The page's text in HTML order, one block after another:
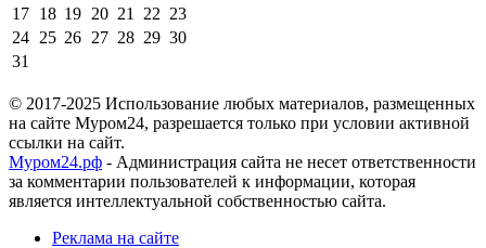
17 18 19 20 21 22 23
24 25 26 27 28 29 30
31
© 2017-2025 Использование любых материалов, размещенных
на сайте Муром24, разрешается только при условии активной
ссылки на сайт.
Муром24.рф - Администрация сайта не несет ответственности
за комментарии пользователей к информации, которая
является интеллектуальной собственностью сайта.
Реклама на сайте